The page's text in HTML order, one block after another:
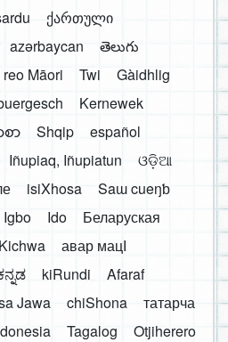
ქართული
azərbaycan
తెలుగు
reo Māori Twi
Gàidhlig
Kernewek
စာ Shqip
español
Iñupiaq, Iñupiatun
ଓଡ଼ିଆ
isiXhosa
Saɯ cueŋƅ
Ido
Беларуская
Kichwa
авар мацӀ
kiRundi
Afaraf
Jawa chiShona
татарча
Tagalog
Otjiherero